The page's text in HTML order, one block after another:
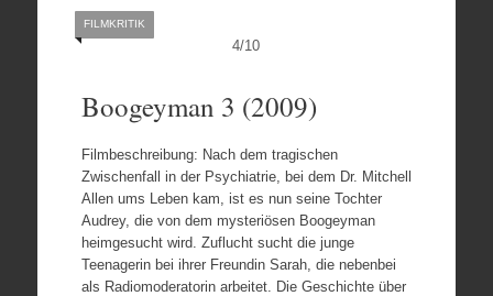
4/10
FILMKRITIK
Boogeyman 3 (2009)
Filmbeschreibung: Nach dem tragischen
Zwischenfall in der Psychiatrie, bei dem Dr. Mitchell
Allen ums Leben kam, ist es nun seine Tochter
Audrey, die von dem mysteriösen Boogeyman
heimgesucht wird. Zuflucht sucht die junge
Teenagerin bei ihrer Freundin Sarah, die nebenbei
als Radiomoderatorin arbeitet. Die Geschichte über